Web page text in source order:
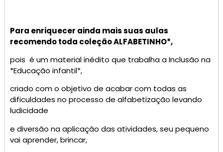
Para enriquecer ainda mais suas aulas
recomendo toda coleção ALFABETINHO*,
pois é um material inédito que trabalha a Inclusão na
*Educação infantil*,
criado com o objetivo de acabar com todas as
dificuldades no processo de alfabetização levando
ludicidade
e diversão na aplicação das atividades, seu pequeno
vai aprender, brincar,